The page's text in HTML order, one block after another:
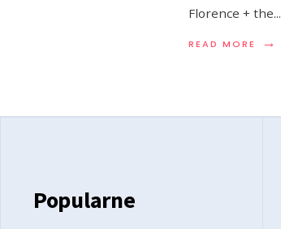
Florence + the...
READ MORE →
Popularne